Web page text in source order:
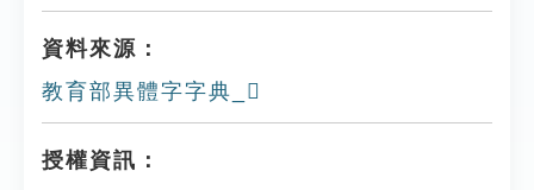
資料來源：
教育部異體字字典_𩆷
授權資訊：